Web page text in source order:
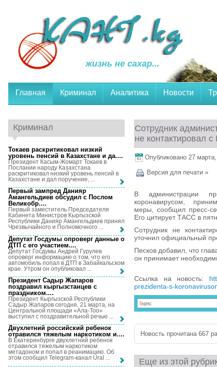
жизнь не сахар...
Главная Криминал Аналитика Новости
Сотрудник
не контактировал
Опубликовано 27
Версия для печати »
В администрации
коронавирусом,
меры, сообщил пресс-
Его цитирует ТАСС в
Сотрудник не
уточнил официальный
Песков добавил, что
он принимает
Ссылка на новость:
prezidenta-s-
Новость прочитана 667
Еще из этой
Криминал
Токаев раскритиковал низкий
уровень пенсий в Казахстане и да....
Президент Касым-Жомарт Токаев в
Послании народу Казахстана
раскритиковал низкий уровень пенсий в
Казахстане и дал поручение, ...
Первый зампред Данияр
Амангельдиев обсудил с Послом
Великобр....
Первый заместитель Председателя
Кабинета Министров Кыргызской
Республики Данияр Амангельдиев принял
Чрезвычайного и Полномочного ...
Депутат Госдумы опроверг данные о
ДТП с его участием....
Депутат Госдумы Андрей Гурулев
опроверг информацию о том, что его
автомобиль попал в ДТП в Забайкальском
крае. Утром он опубликовал ...
Президент Садыр Жапаров
поздравил кыргызстанцев с
праздником....
Президент Кыргызской Республики
Садыр Жапаров сегодня, 21 марта, на
Центральной площади «Ала-Тоо»
выступил с поздравительной речью ...
Двухлетний российский ребенок
отравился тяжелым наркотиком и....
В Екатеринбурге двухлетний ребенок
отравился тяжелым наркотиком
метадоном и попал в реанимацию. Об
этом сообщил Telegram-канал Ural ...